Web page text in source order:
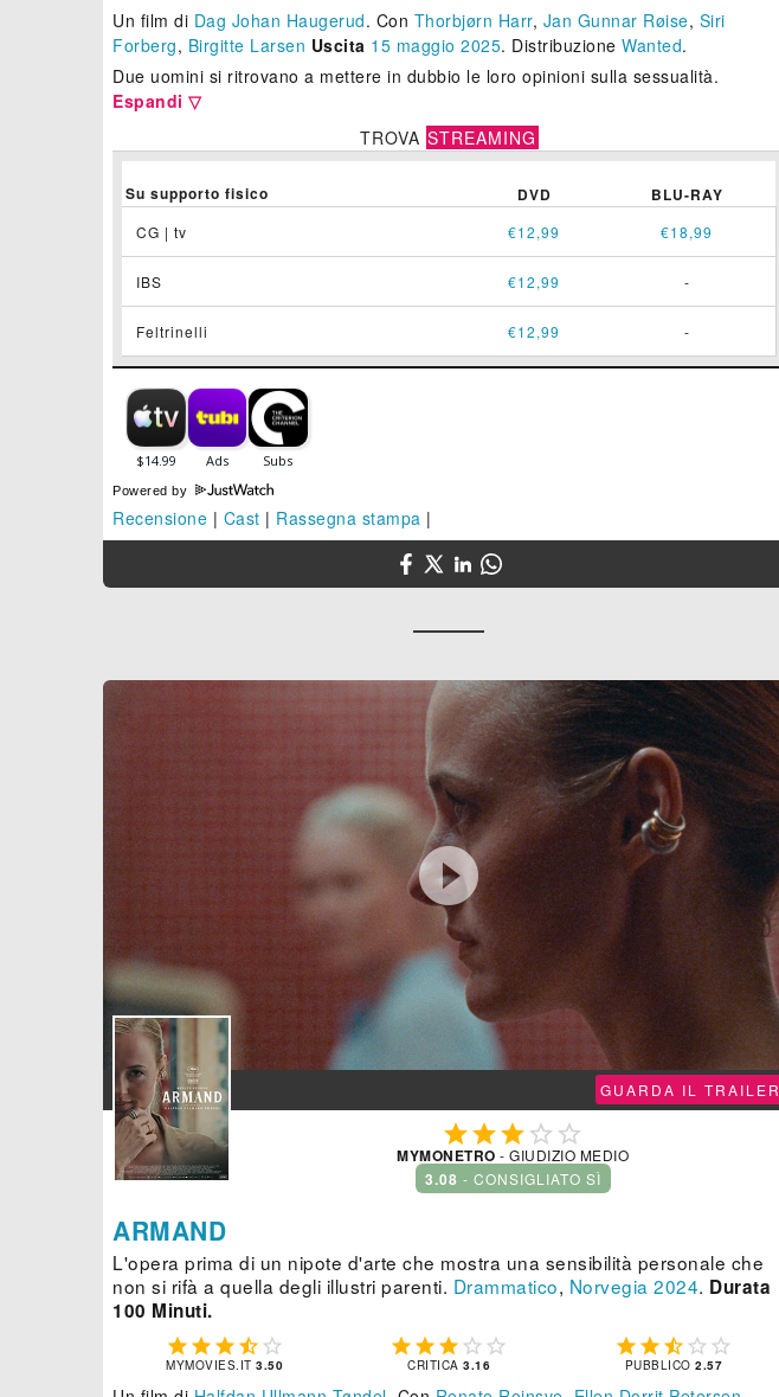
Un film di Dag Johan Haugerud. Con Thorbjørn Harr, Jan Gunnar Røise, Siri
Forberg, Birgitte Larsen Uscita 15 maggio 2025. Distribuzione Wanted.
Due uomini si ritrovano a mettere in dubbio le loro opinioni sulla sessualità.
Espandi ▽
TROVA STREAMING
Su supporto fisico DVD BLU-RAY
CG | tv €12,99 €18,99
IBS €12,99 -
Feltrinelli €12,99 -
Powered by
Recensione | Cast | Rassegna stampa |

GUARDA IL TRAILER
  
MYMONETRO - GIUDIZIO MEDIO
3.08 - CONSIGLIATO SÌ
ARMAND
L'opera prima di un nipote d'arte che mostra una sensibilità personale che
non si rifà a quella degli illustri parenti. Drammatico, Norvegia 2024. Durata
100 Minuti.
    
MYMOVIES.IT3.50
    
CRITICA3.16
    
PUBBLICO2.57